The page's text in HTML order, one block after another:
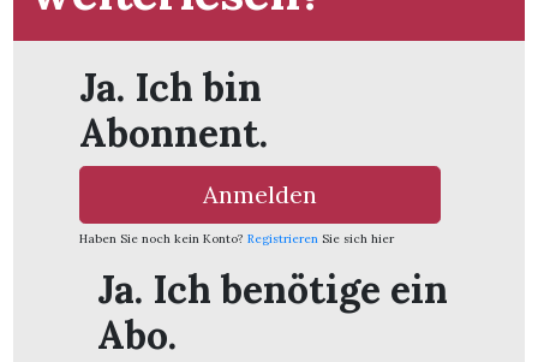
Ja. Ich bin
Abonnent.
Anmelden
Haben Sie noch kein Konto? Registrieren Sie sich hier
Ja. Ich benötige ein
Abo.